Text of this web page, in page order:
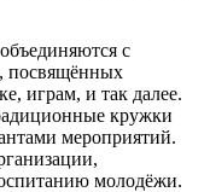
с
посвящённых
играм, и так далее.
кружки
мероприятий.
молодёжи.